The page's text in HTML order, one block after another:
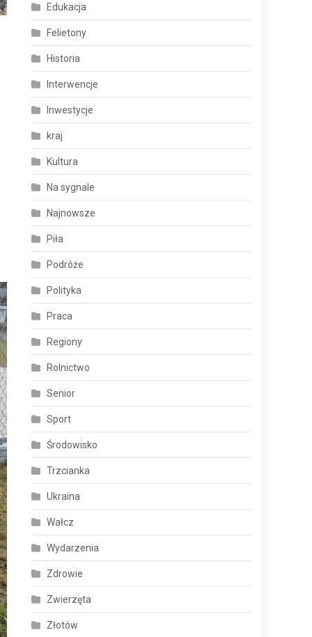
Edukacja
Felietony
Historia
Interwencje
Inwestycje
kraj
Kultura
Na sygnale
Najnowsze
Piła
Podróże
Polityka
Praca
Regiony
Rolnictwo
Senior
Sport
Środowisko
Trzcianka
Ukraina
Wałcz
Wydarzenia
Zdrowie
Zwierzęta
Złotów